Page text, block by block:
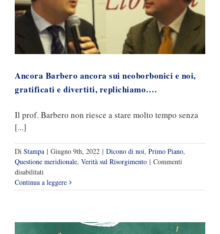
in
Rete)
Ancora Barbero ancora sui neoborbonici e noi,
gratificati e divertiti, replichiamo….
Il prof. Barbero non riesce a stare molto tempo senza
[...]
Di Stampa | Giugno 9th, 2022 | Dicono di noi, Primo Piano,
Questione meridionale, Verità sul Risorgimento | Commenti
disabilitati
Ancora
Barbero
neoborbonici
Continua a leggere